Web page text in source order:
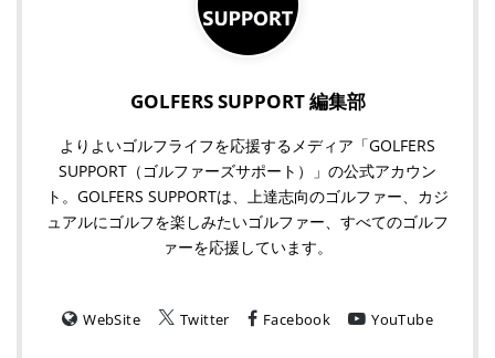
GOLFERS SUPPORT 編集部
よりよいゴルフライフを応援するメディア「GOLFERS
SUPPORT（ゴルファーズサポート）」の公式アカウン
ト。GOLFERS SUPPORTは、上達志向のゴルファー、カジ
ュアルにゴルフを楽しみたいゴルファー、すべてのゴルフ
ァーを応援しています。
WebSite Twitter Facebook YouTube